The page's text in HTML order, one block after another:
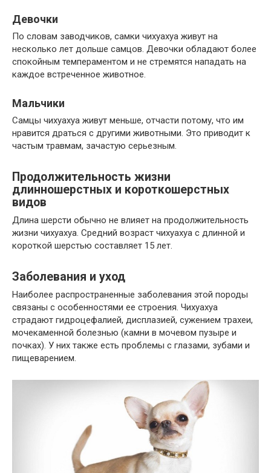
Девочки
По словам заводчиков, самки чихуахуа живут на
несколько лет дольше самцов. Девочки обладают более
спокойным темпераментом и не стремятся нападать на
каждое встреченное животное.
Мальчики
Самцы чихуахуа живут меньше, отчасти потому, что им
нравится драться с другими животными. Это приводит к
частым травмам, зачастую серьезным.
Продолжительность жизни
длинношерстных и короткошерстных
видов
Длина шерсти обычно не влияет на продолжительность
жизни чихуахуа. Средний возраст чихуахуа с длинной и
короткой шерстью составляет 15 лет.
Заболевания и уход
Наиболее распространенные заболевания этой породы
связаны с особенностями ее строения. Чихуахуа
страдают гидроцефалией, дисплазией, сужением трахеи,
мочекаменной болезнью (камни в мочевом пузыре и
почках). У них также есть проблемы с глазами, зубами и
пищеварением.